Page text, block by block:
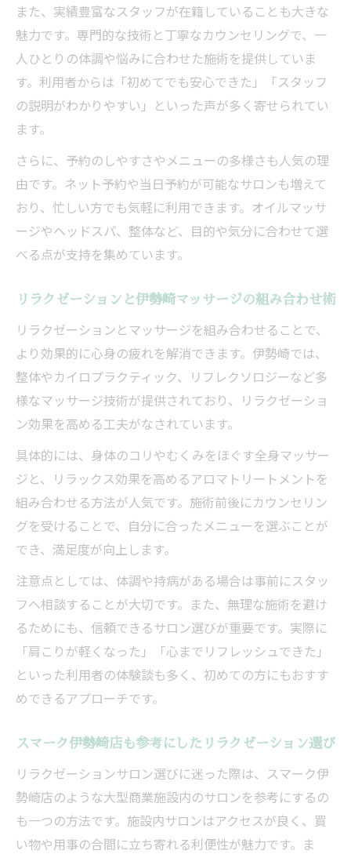
また、実績豊富なスタッフが在籍していることも大きな
魅力です。専門的な技術と丁寧なカウンセリングで、一
人ひとりの体調や悩みに合わせた施術を提供していま
す。利用者からは「初めてでも安心できた」「スタッフ
の説明がわかりやすい」といった声が多く寄せられてい
ます。
さらに、予約のしやすさやメニューの多様さも人気の理
由です。ネット予約や当日予約が可能なサロンも増えて
おり、忙しい方でも気軽に利用できます。オイルマッサ
ージやヘッドスパ、整体など、目的や気分に合わせて選
べる点が支持を集めています。
リラクゼーションと伊勢崎マッサージの組み合わせ術
リラクゼーションとマッサージを組み合わせることで、
より効果的に心身の疲れを解消できます。伊勢崎では、
整体やカイロプラクティック、リフレクソロジーなど多
様なマッサージ技術が提供されており、リラクゼーショ
ン効果を高める工夫がなされています。
具体的には、身体のコリやむくみをほぐす全身マッサー
ジと、リラックス効果を高めるアロマトリートメントを
組み合わせる方法が人気です。施術前後にカウンセリン
グを受けることで、自分に合ったメニューを選ぶことが
でき、満足度が向上します。
注意点としては、体調や持病がある場合は事前にスタッ
フへ相談することが大切です。また、無理な施術を避け
るためにも、信頼できるサロン選びが重要です。実際に
「肩こりが軽くなった」「心までリフレッシュできた」
といった利用者の体験談も多く、初めての方にもおすす
めできるアプローチです。
スマーク伊勢崎店も参考にしたリラクゼーション選び
リラクゼーションサロン選びに迷った際は、スマーク伊
勢崎店のような大型商業施設内のサロンを参考にするの
も一つの方法です。施設内サロンはアクセスが良く、買
い物や用事の合間に立ち寄れる利便性が魅力です。ま